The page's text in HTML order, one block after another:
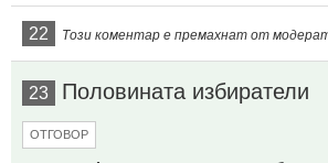
22 Този коментар е премахнат от
23 Половината избиратели
ОТГОВОР